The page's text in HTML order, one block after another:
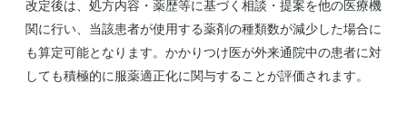
改定後は、処方内容・薬歴等に基づく相談・提案を他の医療機
関に行い、当該患者が使用する薬剤の種類数が減少した場合に
も算定可能となります。かかりつけ医が外来通院中の患者に対
しても積極的に服薬適正化に関与することが評価されます。